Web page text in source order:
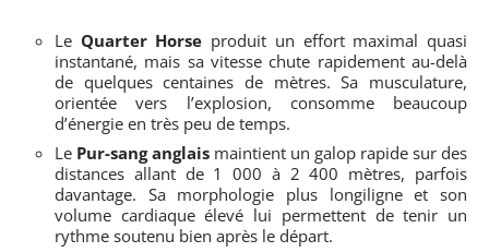
Le Quarter Horse produit un effort maximal quasi
instantané, mais sa vitesse chute rapidement au-delà
de quelques centaines de mètres. Sa musculature,
orientée vers l’explosion, consomme beaucoup
d’énergie en très peu de temps.
Le Pur-sang anglais maintient un galop rapide sur des
distances allant de 1 000 à 2 400 mètres, parfois
davantage. Sa morphologie plus longiligne et son
volume cardiaque élevé lui permettent de tenir un
rythme soutenu bien après le départ.